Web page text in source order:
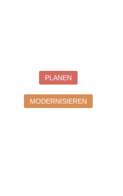
PLANEN
MODERNISIEREN